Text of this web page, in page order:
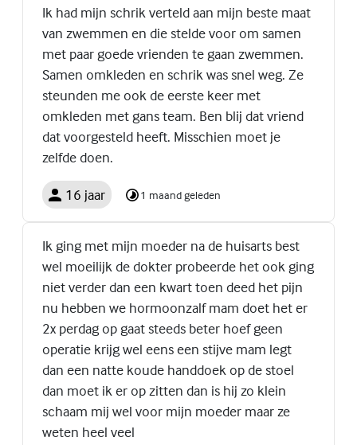
Ik had mijn schrik verteld aan mijn beste maat
van zwemmen en die stelde voor om samen
met paar goede vrienden te gaan zwemmen.
Samen omkleden en schrik was snel weg. Ze
steunden me ook de eerste keer met
omkleden met gans team. Ben blij dat vriend
dat voorgesteld heeft. Misschien moet je
zelfde doen.
16 jaar 1 maand geleden
Ik ging met mijn moeder na de huisarts best
wel moeilijk de dokter probeerde het ook ging
niet verder dan een kwart toen deed het pijn
nu hebben we hormoonzalf mam doet het er
2x perdag op gaat steeds beter hoef geen
operatie krijg wel eens een stijve mam legt
dan een natte koude handdoek op de stoel
dan moet ik er op zitten dan is hij zo klein
schaam mij wel voor mijn moeder maar ze
weten heel veel